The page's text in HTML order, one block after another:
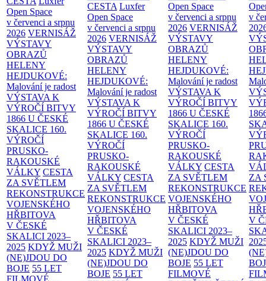
Open Space
v červenci a srpnu
2026 VERNISÁŽ
VÝSTAVY
OBRAZŮ
HELENY
HEJDUKOVÉ:
Malování je radost
VÝSTAVA K
VÝROČÍ BITVY
1866 U ČESKÉ
SKALICE 160.
VÝROČÍ
PRUSKO-
RAKOUSKÉ
VÁLKY CESTA
ZA SVĚTLEM
REKONSTRUKCE
VOJENSKÉHO
HŘBITOVA
V ČESKÉ
SKALICI 2023–
2025 KDYŽ MUŽI
(NE)JDOU DO
BOJE 55 LET
CESTA Luxfer
Open Space
v červenci a srpnu
2026 VERNISÁŽ
VÝSTAVY
OBRAZŮ
HELENY
HEJDUKOVÉ:
Malování je radost
VÝSTAVA K
VÝROČÍ BITVY
1866 U ČESKÉ
SKALICE 160.
VÝROČÍ
PRUSKO-
RAKOUSKÉ
VÁLKY CESTA
ZA SVĚTLEM
REKONSTRUKCE
VOJENSKÉHO
HŘBITOVA
V ČESKÉ
SKALICI 2023–
2025 KDYŽ MUŽI
(NE)JDOU DO
BOJE 55 LET
Open Space
v červenci a srpnu
2026 VERNISÁŽ
VÝSTAVY
OBRAZŮ
HELENY
HEJDUKOVÉ:
Malování je radost
VÝSTAVA K
VÝROČÍ BITVY
1866 U ČESKÉ
SKALICE 160.
VÝROČÍ
PRUSKO-
RAKOUSKÉ
VÁLKY CESTA
ZA SVĚTLEM
REKONSTRUKCE
VOJENSKÉHO
HŘBITOVA
V ČESKÉ
SKALICI 2023–
2025 KDYŽ MUŽI
(NE)JDOU DO
BOJE 55 LET
FILMOVÉ
v
ZA
V